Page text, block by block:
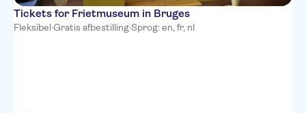
Tickets for Frietmuseum in Bruges
Fleksibel·Gratis afbestilling·Sprog: en, fr, nl